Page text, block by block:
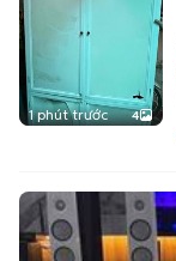
1 phút trước 4